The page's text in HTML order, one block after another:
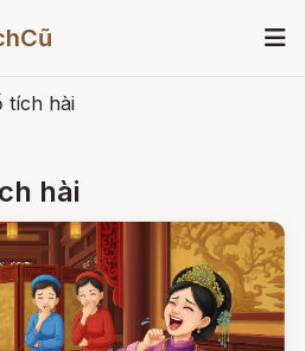
tích hài
hài